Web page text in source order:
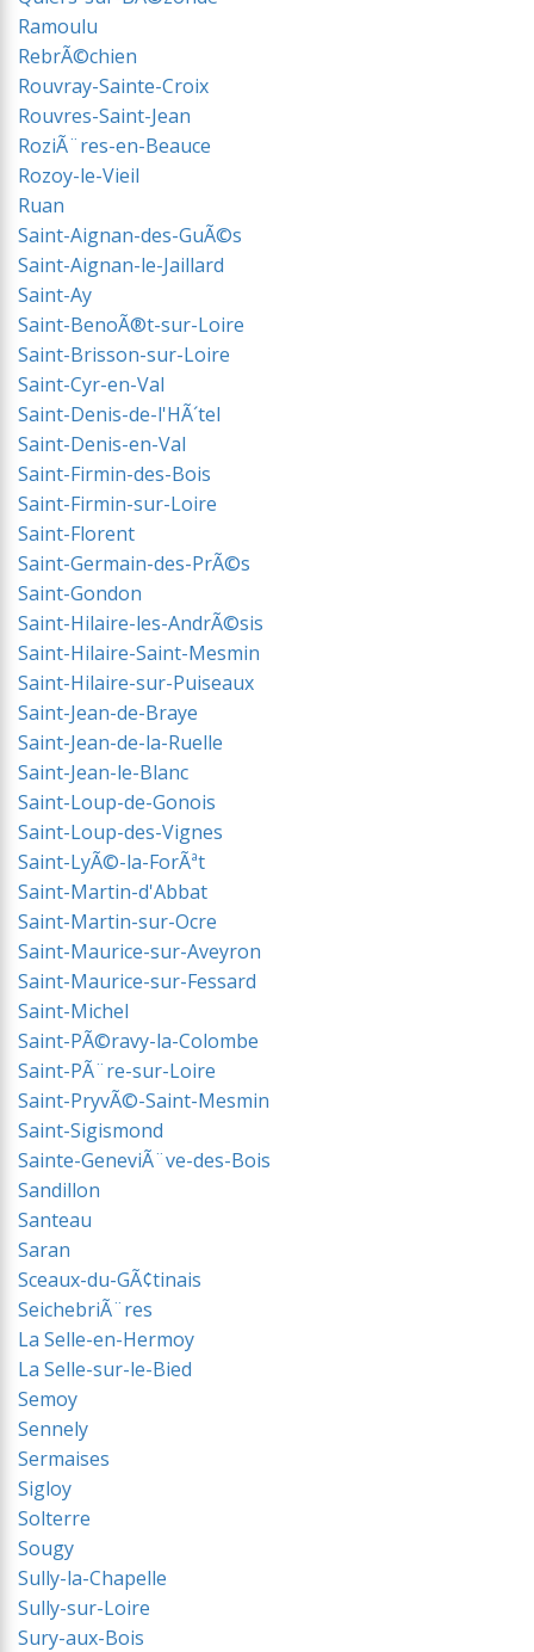
Ramoulu
RebrÃ©chien
Rouvray-Sainte-Croix
Rouvres-Saint-Jean
RoziÃ¨res-en-Beauce
Rozoy-le-Vieil
Ruan
Saint-Aignan-des-GuÃ©s
Saint-Aignan-le-Jaillard
Saint-Ay
Saint-BenoÃ®t-sur-Loire
Saint-Brisson-sur-Loire
Saint-Cyr-en-Val
Saint-Denis-de-l'HÃ´tel
Saint-Denis-en-Val
Saint-Firmin-des-Bois
Saint-Firmin-sur-Loire
Saint-Florent
Saint-Germain-des-PrÃ©s
Saint-Gondon
Saint-Hilaire-les-AndrÃ©sis
Saint-Hilaire-Saint-Mesmin
Saint-Hilaire-sur-Puiseaux
Saint-Jean-de-Braye
Saint-Jean-de-la-Ruelle
Saint-Jean-le-Blanc
Saint-Loup-de-Gonois
Saint-Loup-des-Vignes
Saint-LyÃ©-la-ForÃªt
Saint-Martin-d'Abbat
Saint-Martin-sur-Ocre
Saint-Maurice-sur-Aveyron
Saint-Maurice-sur-Fessard
Saint-Michel
Saint-PÃ©ravy-la-Colombe
Saint-PÃ¨re-sur-Loire
Saint-PryvÃ©-Saint-Mesmin
Saint-Sigismond
Sainte-GeneviÃ¨ve-des-Bois
Sandillon
Santeau
Saran
Sceaux-du-GÃ¢tinais
SeichebriÃ¨res
La Selle-en-Hermoy
La Selle-sur-le-Bied
Semoy
Sennely
Sermaises
Sigloy
Solterre
Sougy
Sully-la-Chapelle
Sully-sur-Loire
Sury-aux-Bois